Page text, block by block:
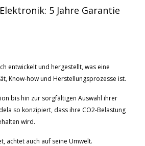
5 Jahre Garantie
entwickelt und hergestellt, was eine
Know-how und Herstellungsprozesse ist.
bis hin zur sorgfältigen Auswahl ihrer
so konzipiert, dass ihre CO2-Belastung
wird.
achtet auch auf seine Umwelt.